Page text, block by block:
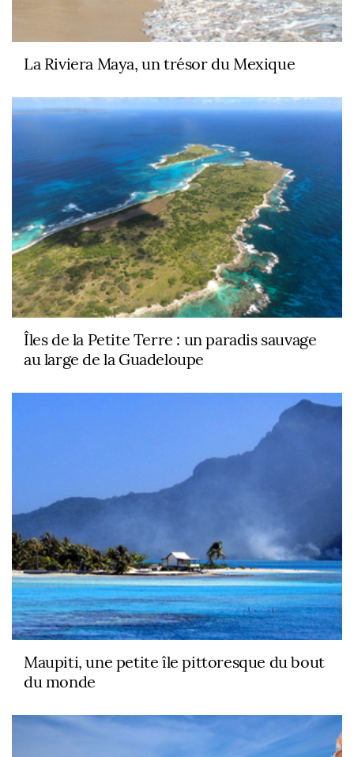
La Riviera Maya, un trésor du Mexique
Îles de la Petite Terre : un paradis sauvage
au large de la Guadeloupe
Maupiti, une petite île pittoresque du bout
du monde